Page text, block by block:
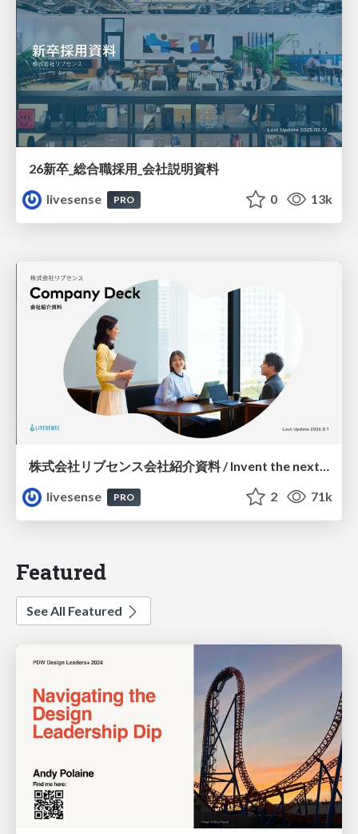
26新卒_総合職採用_会社説明資料
livesense
PRO 0 13k
株式会社リブセンス会社紹介資料 / Invent the next common.
livesense
PRO 2 71k
Featured
See All Featured